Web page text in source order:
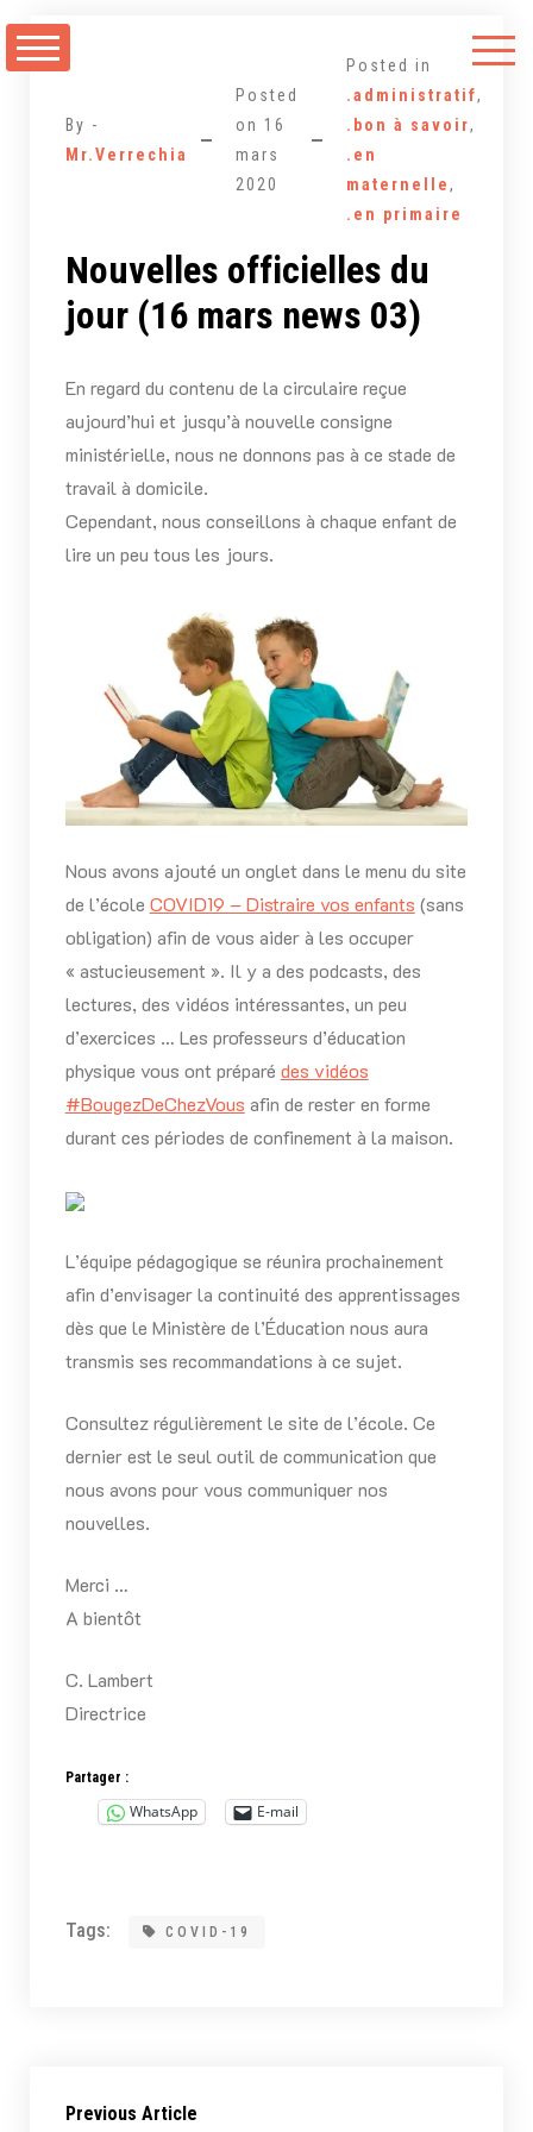
au
By -
Mr.Verrechia
Posted
on 16
mars
2020
Posted in
.administratif,
.bon à savoir,
.en
maternelle,
.en primaire
Nouvelles officielles du
jour (16 mars news 03)
En regard du contenu de la circulaire reçue
aujourd’hui et jusqu’à nouvelle consigne
ministérielle, nous ne donnons pas à ce stade de
travail à domicile.
Cependant, nous conseillons à chaque enfant de
lire un peu tous les jours.
Nous avons ajouté un onglet dans le menu du site
de l’école COVID19 – Distraire vos enfants (sans
obligation) afin de vous aider à les occuper
« astucieusement ». Il y a des podcasts, des
lectures, des vidéos intéressantes, un peu
d’exercices … Les professeurs d’éducation
physique vous ont préparé des vidéos
#BougezDeChezVous afin de rester en forme
durant ces périodes de confinement à la maison.
L’équipe pédagogique se réunira prochainement
afin d’envisager la continuité des apprentissages
dès que le Ministère de l’Éducation nous aura
transmis ses recommandations à ce sujet.
Consultez régulièrement le site de l’école. Ce
dernier est le seul outil de communication que
nous avons pour vous communiquer nos
nouvelles.
Merci …
A bientôt
C. Lambert
Directrice
Partager :
WhatsApp E-mail
Tags: COVID-19
Previous Article